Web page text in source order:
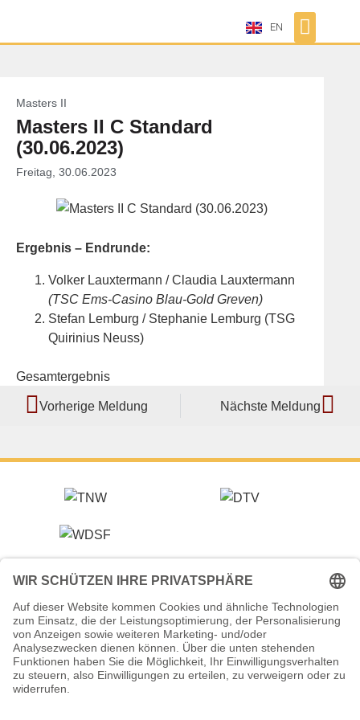
EN
Masters II
Masters II C Standard
(30.06.2023)
Freitag, 30.06.2023
Ergebnis – Endrunde:
Volker Lauxtermann / Claudia Lauxtermann
(TSC Ems-Casino Blau-Gold Greven)
Stefan Lemburg / Stephanie Lemburg (TSG
Quirinius Neuss)
Gesamtergebnis
Vorherige Meldung Nächste Meldung
Veranstalter (Ausrichter):
Tanzsportverband Nordrhein-Westfalen e.V.
Veranstaltungsort:
Historische Stadthalle Wuppertal
Johannisberg 40
42103 Wuppertal